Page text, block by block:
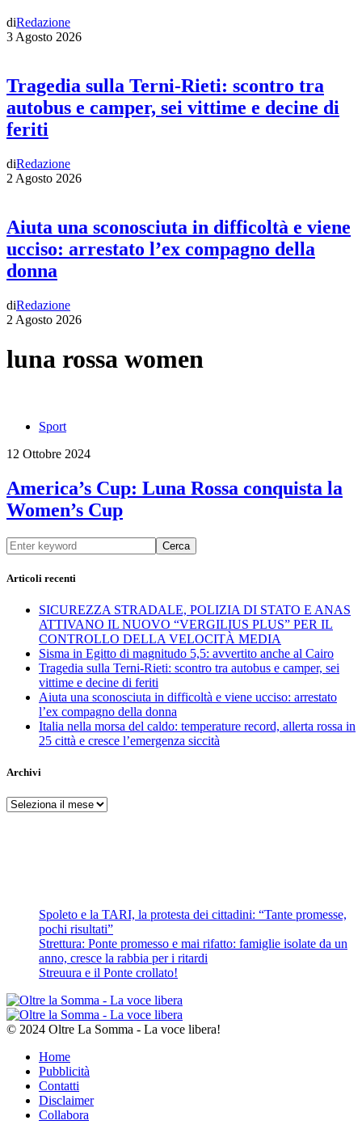
diRedazione
3 Agosto 2026
Tragedia sulla Terni-Rieti: scontro tra
autobus e camper, sei vittime e decine di
feriti
diRedazione
2 Agosto 2026
Aiuta una sconosciuta in difficoltà e viene
ucciso: arrestato l’ex compagno della
donna
diRedazione
2 Agosto 2026
luna rossa women
Sport
12 Ottobre 2024
America’s Cup: Luna Rossa conquista la
Women’s Cup
Cerca
Articoli recenti
SICUREZZA STRADALE, POLIZIA DI STATO E ANAS
ATTIVANO IL NUOVO “VERGILIUS PLUS” PER IL
CONTROLLO DELLA VELOCITÀ MEDIA
Sisma in Egitto di magnitudo 5,5: avvertito anche al Cairo
Tragedia sulla Terni-Rieti: scontro tra autobus e camper, sei
vittime e decine di feriti
Aiuta una sconosciuta in difficoltà e viene ucciso: arrestato
l’ex compagno della donna
Italia nella morsa del caldo: temperature record, allerta rossa in
25 città e cresce l’emergenza siccità
Archivi
Archivi
Spoleto e la TARI, la protesta dei cittadini: “Tante promesse,
pochi risultati”
Strettura: Ponte promesso e mai rifatto: famiglie isolate da un
anno, cresce la rabbia per i ritardi
Streuura e il Ponte crollato!
© 2024 Oltre La Somma - La voce libera!
Home
Pubblicità
Contatti
Disclaimer
Collabora